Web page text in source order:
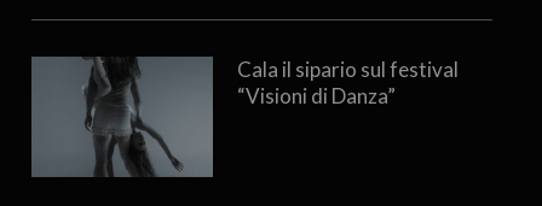
Cala il sipario sul festival
“Visioni di Danza”